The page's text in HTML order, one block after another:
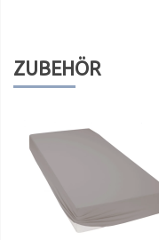
ZUBEHÖR